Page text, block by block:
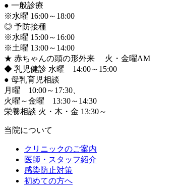
● 一般診療
※水曜 16:00～18:00
◎ 予防接種
※水曜 15:00～16:00
※土曜 13:00～14:00
★ 赤ちゃんの頭の形外来 火・金曜AM
◆ 乳児健診 水曜 14:00～15:00
● 母乳育児相談
月曜 10:00～17:30、
火曜～金曜 13:30～14:30
栄養相談 火・木・金 13:30～
当院について
クリニックのご案内
医師・スタッフ紹介
感染防止対策
初めての方へ